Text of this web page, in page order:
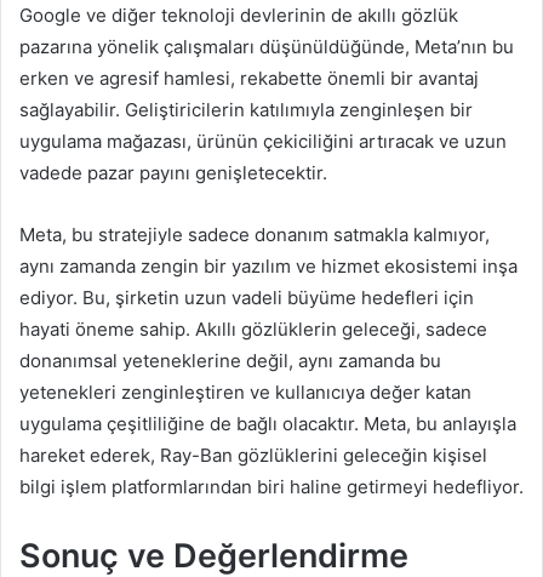
Google ve diğer teknoloji devlerinin de akıllı gözlük
pazarına yönelik çalışmaları düşünüldüğünde, Meta’nın bu
erken ve agresif hamlesi, rekabette önemli bir avantaj
sağlayabilir. Geliştiricilerin katılımıyla zenginleşen bir
uygulama mağazası, ürünün çekiciliğini artıracak ve uzun
vadede pazar payını genişletecektir.
Meta, bu stratejiyle sadece donanım satmakla kalmıyor,
aynı zamanda zengin bir yazılım ve hizmet ekosistemi inşa
ediyor. Bu, şirketin uzun vadeli büyüme hedefleri için
hayati öneme sahip. Akıllı gözlüklerin geleceği, sadece
donanımsal yeteneklerine değil, aynı zamanda bu
yetenekleri zenginleştiren ve kullanıcıya değer katan
uygulama çeşitliliğine de bağlı olacaktır. Meta, bu anlayışla
hareket ederek, Ray-Ban gözlüklerini geleceğin kişisel
bilgi işlem platformlarından biri haline getirmeyi hedefliyor.
Sonuç ve Değerlendirme